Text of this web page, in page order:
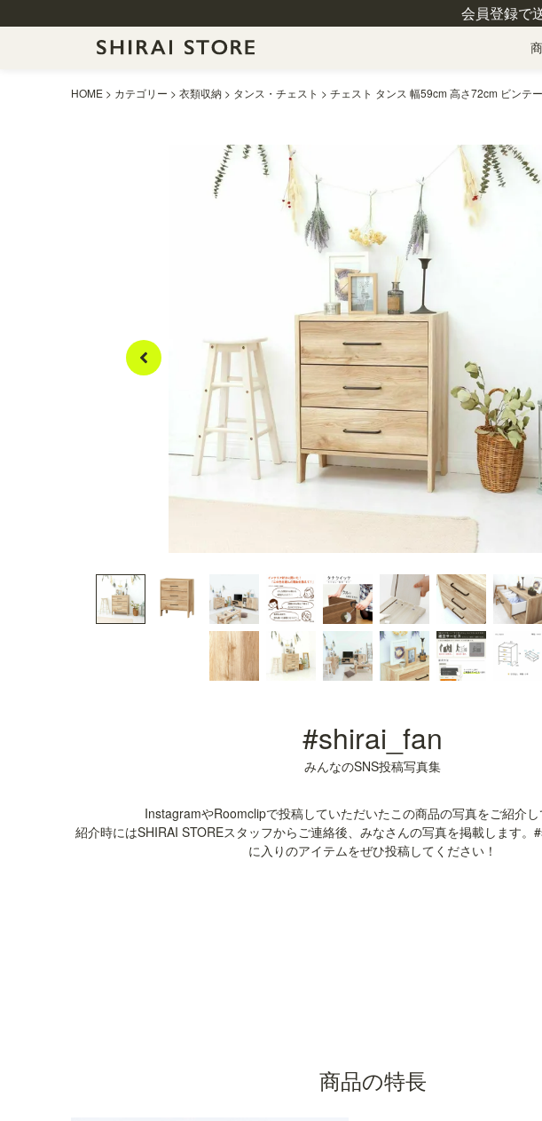
会員登録で
HOME カテゴリー 衣類収納 タンス・チェスト チェスト タンス 幅59cm 高さ72cm ビンテ
#shirai_fan
みんなのSNS投稿写真集
InstagramやRoomclipで投稿していただいたこの商品の写真をご紹介し
紹介時にはSHIRAI STOREスタッフからご連絡後、みなさんの写真を掲載します。
に入りのアイテムをぜひ投稿してください！
商品の特長